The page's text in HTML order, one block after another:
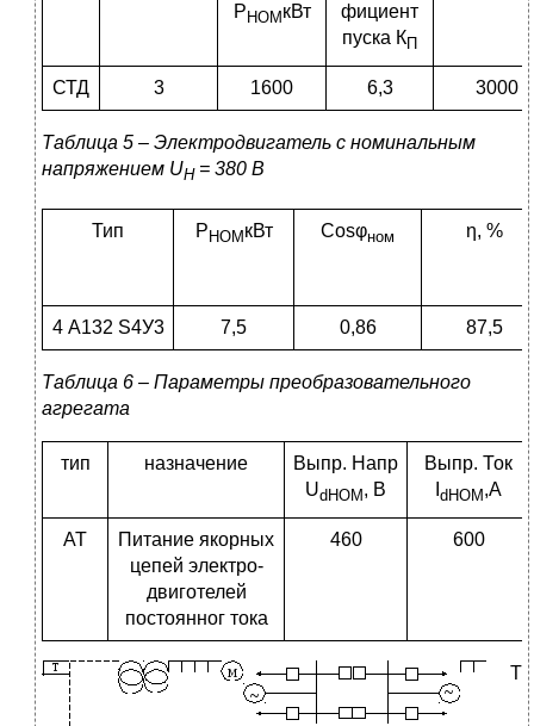
Р НОМ кВт
фициент
пуска КП
СТД 3 1600 6,3 3000
Таблица 5 – Электродвигатель с номинальным
напряжением UН = 380 В
Тип Р НОМ кВт Cosφном η, %
4 А132 S4У3 7,5 0,86 87,5
Таблица 6 – Параметры преобразовательного
агрегата
тип назначение
Выпр. Напр
Ud НОМ , В
Выпр. Ток
d НОМ ,A
АТ
Питание якорных
цепей электро-
двиготелей
постоянног тока
460 600
Т